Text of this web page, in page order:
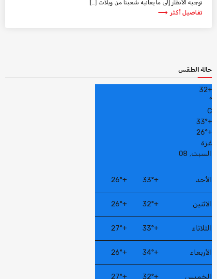
توجيه الأنظار إلى ما يعانيه شعبنا من ويلات […]
تفاصيل أكثر trending_flat
حالة الطقس
+
32
°
C
+
33°
+
26°
غزة
السبت, 08
الأحد +
33°
+
26°
الاثنين +
32°
+
26°
الثلاثاء +
33°
+
27°
الأربعاء +
34°
+
26°
الخميس +
32°
+
27°